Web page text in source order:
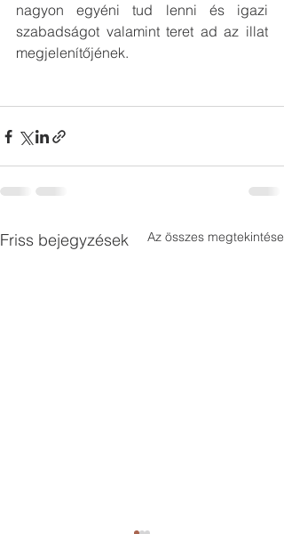
nagyon egyéni tud lenni és igazi
szabadságot valamint teret ad az illat
megjelenítőjének.
Friss bejegyzések Az összes megtekintése